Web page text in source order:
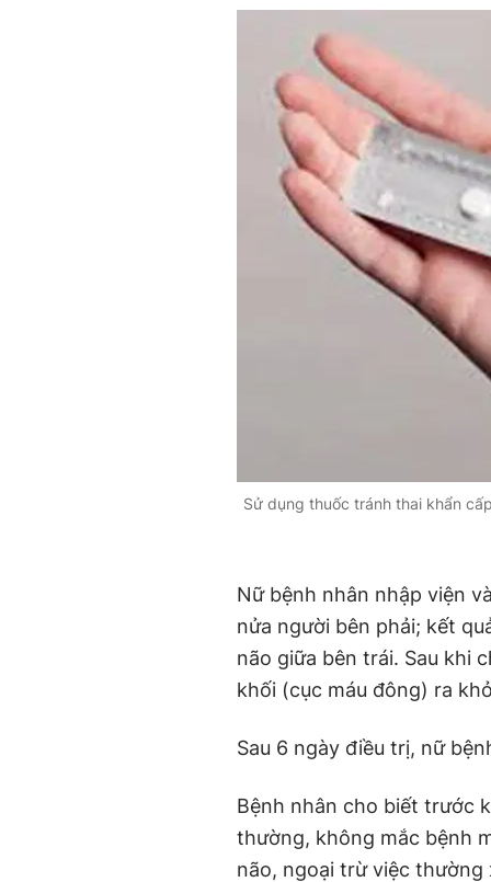
Sử dụng thuốc tránh thai khẩn
Nữ bệnh nhân nhập viện
nửa người bên phải; kết
não giữa bên trái. Sau khi
khối (cục máu đông) ra
Sau 6 ngày điều trị, nữ
Bệnh nhân cho biết trước
thường, không mắc bệnh
não, ngoại trừ việc